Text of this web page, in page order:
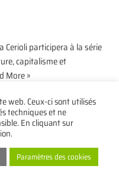
Cerioli participera à la série
capitalisme et
More »
légales
Contact
web. Ceux-ci sont utilisés
techniques et ne
En cliquant sur
Paramètres des cookies